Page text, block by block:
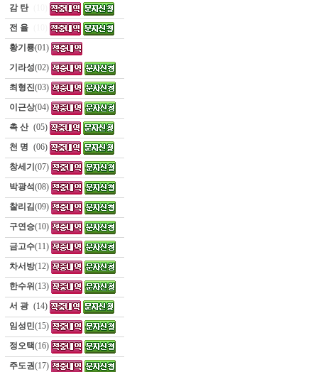
감 탄
전 율
황기룡(01)
기라성(02)
최형진(03)
이근상(04)
촉 산 (05)
천 명 (06)
창세기 (07)
박광석(08)
찰리김(09)
구연승(10)
금고수(11)
차서방(12)
한수위 (13)
서 광 (14)
임성민(15)
정오택(16)
주도권(17)